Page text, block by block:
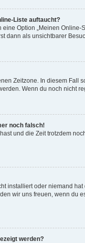
Liste auftaucht?
Option „Meinen
dann als unsichtbarer
Zeitzone. In diesem Fall
Wenn du noch nicht
noch falsch!
und die Zeit trotzdem
installiert oder niemand
wir uns freuen, wenn du
werden?